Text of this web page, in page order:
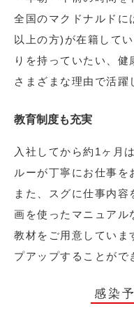
全国のマクドナルドに
以上の方)が在籍して
りを持っていたい、
さまざまな理由で活躍
教育制度も充実
入社してから約1ヶ月
ルーが丁寧にお仕事を
また、スグに仕事内
画を使ったマニュアル
教材をご用意していま
プアップすることがで
感染